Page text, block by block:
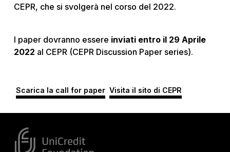
CEPR, che si svolgerà nel corso del 2022.
I paper dovranno essere inviati entro il 29 Aprile
2022 al CEPR (CEPR Discussion Paper series).
Scarica la call for paper Visita il sito di CEPR